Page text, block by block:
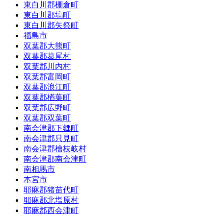
東白川郡棚倉町
東白川郡塙町
東白川郡矢祭町
福島市
双葉郡大熊町
双葉郡葛尾村
双葉郡川内村
双葉郡富岡町
双葉郡浪江町
双葉郡楢葉町
双葉郡広野町
双葉郡双葉町
南会津郡下郷町
南会津郡只見町
南会津郡檜枝岐村
南会津郡南会津町
南相馬市
本宮市
耶麻郡猪苗代町
耶麻郡北塩原村
耶麻郡西会津町